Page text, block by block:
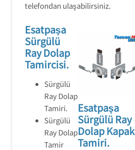
telefondan ulaşabilirsiniz.
Esatpaşa
Sürgülü
Ray Dolap
Tamircisi.
Sürgülü
Ray Dolap
Tamiri.
Sürgülü
Ray Dolap
Tamir
Esatpaşa
Sürgülü Ray
Dolap Kapak
Tamiri.